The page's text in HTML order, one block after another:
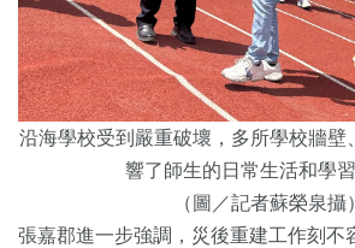
沿海學校受到嚴重破壞，多所學校牆壁
響了師生的日常生活和學習
（圖／記者蘇榮泉攝）
張嘉郡進一步強調，災後重建工作刻不